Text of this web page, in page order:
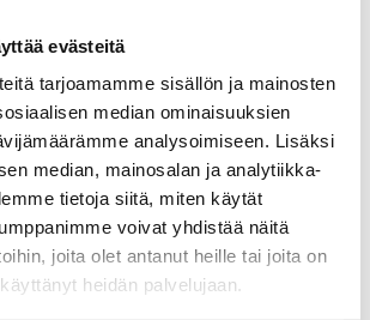
evästeitä
tarjoamamme sisällön ja mainosten
median ominaisuuksien
analysoimiseen. Lisäksi
median, mainosalan ja analytiikka-
tietoja siitä, miten käytät
voivat yhdistää näitä
joita olet antanut heille tai joita on
heidän palvelujaan.
Jari
Tuomas
Suomen Judo Ry:Markku
Hämeen alueenaluepäällikkö on